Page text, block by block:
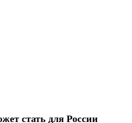
стать для России